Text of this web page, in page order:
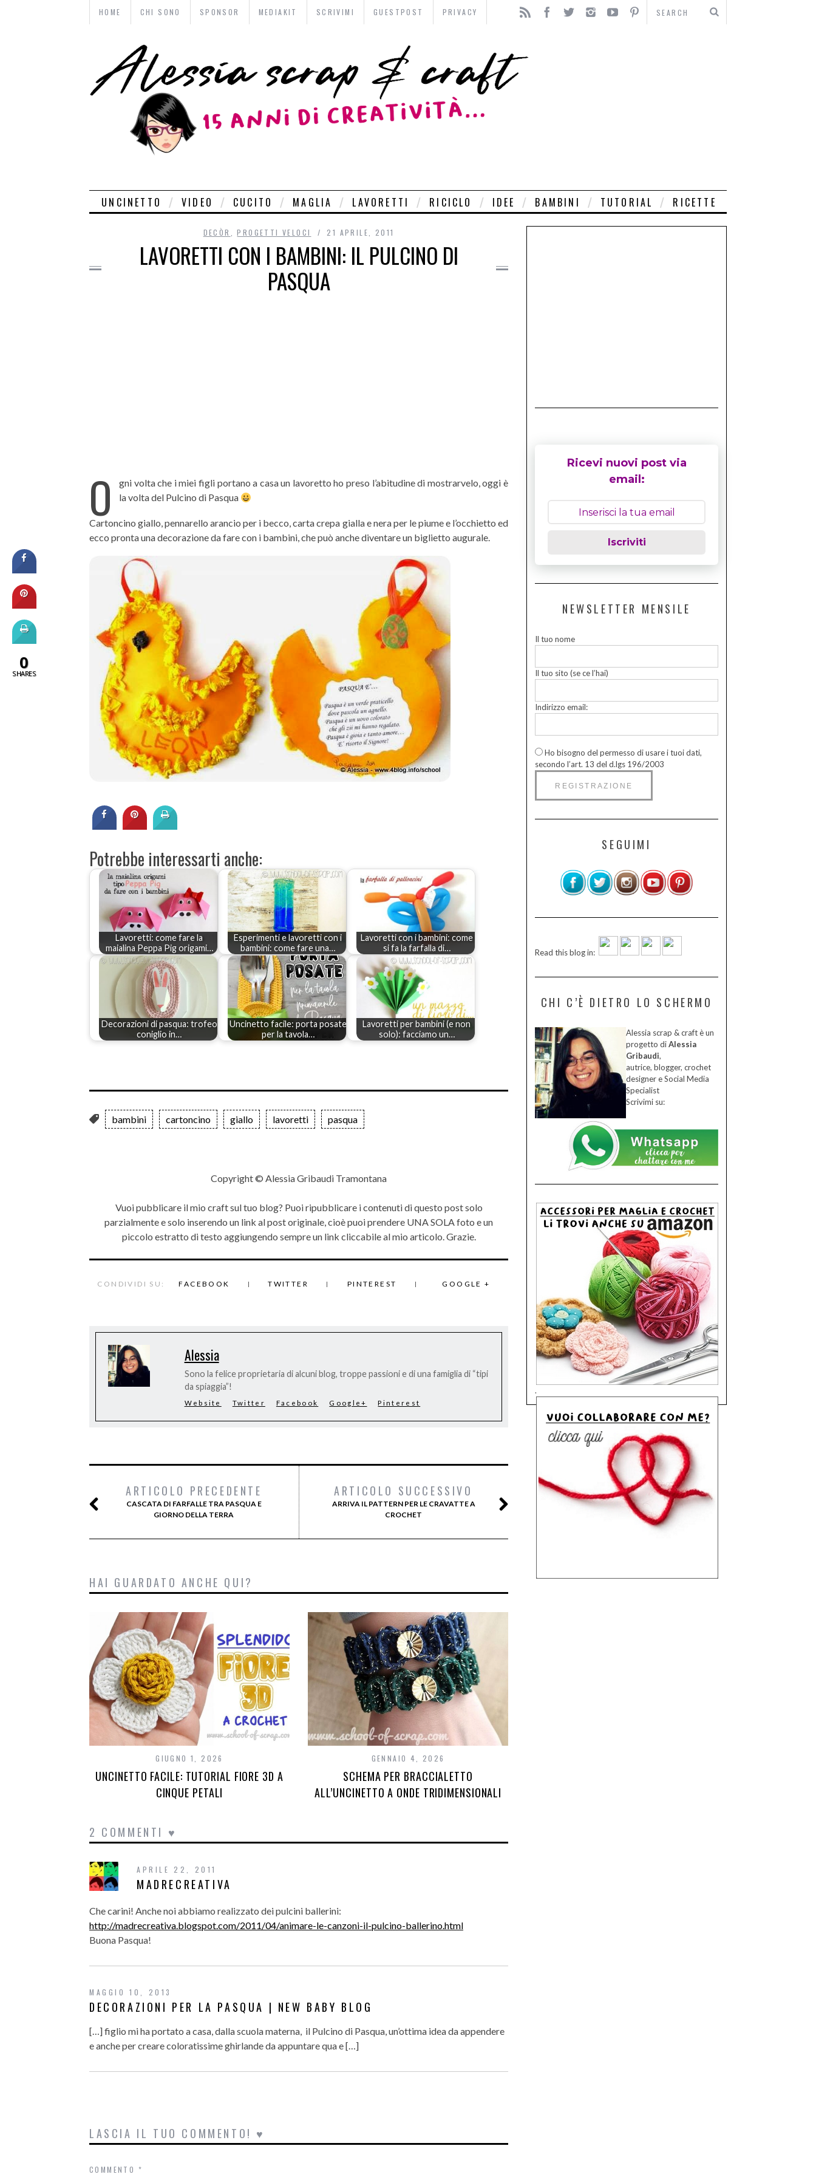
HOME CHI SONO SPONSOR MEDIAKIT SCRIVIMI GUESTPOST PRIVACY
UNCINETTO VIDEO CUCITO MAGLIA LAVORETTI RICICLO IDEE BAMBINI TUTORIAL RICETTE
DECÒR ,PROGETTI VELOCI 21 APRILE, 2011
LAVORETTI CON I BAMBINI: IL PULCINO DI
PASQUA
O
gni volta che i miei figli portano a casa un lavoretto ho preso l’abitudine di mostrarvelo, oggi è
la volta del Pulcino di Pasqua
Cartoncino giallo, pennarello arancio per i becco, carta crepa gialla e nera per le piume e l’occhietto ed
ecco pronta una decorazione da fare con i bambini, che può anche diventare un biglietto augurale.
Potrebbe interessarti anche:
Lavoretti: come fare la
maialina Peppa Pig origami…
Esperimenti e lavoretti con i
bambini: come fare una…
Lavoretti con i bambini: come
si fa la farfalla di…
Decorazioni di pasqua: trofeo
coniglio in…
Uncinetto facile: porta posate
per la tavola…
Lavoretti per bambini (e non
solo): facciamo un…
bambini cartoncino giallo lavoretti pasqua
Copyright © Alessia Gribaudi Tramontana
Vuoi pubblicare il mio craft sul tuo blog? Puoi ripubblicare i contenuti di questo post solo
parzialmente e solo inserendo un link al post originale, cioè puoi prendere UNA SOLA foto e un
piccolo estratto di testo aggiungendo sempre un link cliccabile al mio articolo. Grazie.
CONDIVIDI SU: FACEBOOK TWITTER PINTEREST GOOGLE +
Alessia
Sono la felice proprietaria di alcuni blog, troppe passioni e di una famiglia di “tipi
da spiaggia”!
Website Twitter Facebook Google+ Pinterest
ARTICOLO PRECEDENTE
CASCATA DI FARFALLE TRA PASQUA E
GIORNO DELLA TERRA
ARTICOLO SUCCESSIVO
ARRIVA IL PATTERN PER LE CRAVATTE A
CROCHET
HAI GUARDATO ANCHE QUI?
GIUGNO 1, 2026
UNCINETTO FACILE: TUTORIAL FIORE 3D A
CINQUE PETALI
GENNAIO 4, 2026
SCHEMA PER BRACCIALETTO
ALL’UNCINETTO A ONDE TRIDIMENSIONALI
2 COMMENTI ♥
APRILE 22, 2011
MADRECREATIVA
Che carini! Anche noi abbiamo realizzato dei pulcini ballerini:
http://madrecreativa.blogspot.com/2011/04/animare-le-canzoni-il-pulcino-ballerino.html
Buona Pasqua!
MAGGIO 10, 2013
DECORAZIONI PER LA PASQUA | NEW BABY BLOG
[…] figlio mi ha portato a casa, dalla scuola materna, il Pulcino di Pasqua, un’ottima idea da appendere
e anche per creare coloratissime ghirlande da appuntare qua e […]
LASCIA IL TUO COMMENTO! ♥
COMMENTO *
Ricevi nuovi post via
email:
Iscriviti
NEWSLETTER MENSILE
Il tuo nome
Il tuo sito (se ce l’hai)
Indirizzo email:
Ho bisogno del permesso di usare i tuoi dati,
secondo l’art. 13 del d.lgs 196/2003
SEGUIMI
Read this blog in:
CHI C’È DIETRO LO SCHERMO
Alessia scrap & craft è un
progetto diAlessia
Gribaudi,
autrice, blogger, crochet
designer e Social Media
Specialist
Scrivimi su:
.
0
SHARES